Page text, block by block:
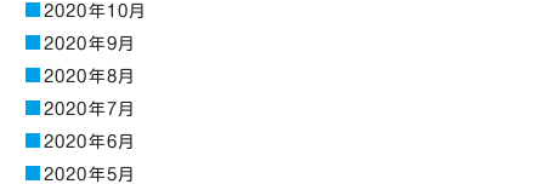
2020年10月
2020年9月
2020年8月
2020年7月
2020年6月
2020年5月